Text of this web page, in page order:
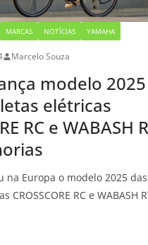
MARCAS NOTÍCIAS YAMAHA
Marcelo Souza
modelo
elétricas
RC e WABASH
na Europa o modelo 2025
CROSSCORE RC e WABASH